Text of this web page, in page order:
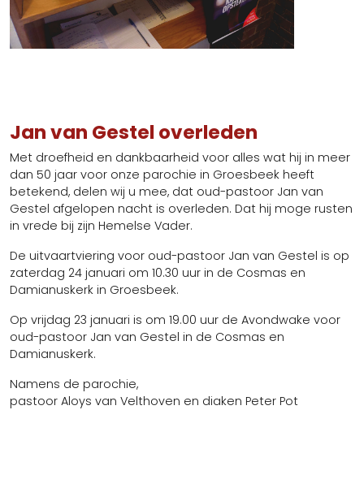
Jan van Gestel overleden
Met droefheid en dankbaarheid voor alles wat hij in meer
dan 50 jaar voor onze parochie in Groesbeek heeft
betekend, delen wij u mee, dat oud-pastoor Jan van
Gestel afgelopen nacht is overleden. Dat hij moge rusten
in vrede bij zijn Hemelse Vader.
De uitvaartviering voor oud-pastoor Jan van Gestel is op
zaterdag 24 januari om 10.30 uur in de Cosmas en
Damianuskerk in Groesbeek.
Op vrijdag 23 januari is om 19.00 uur de Avondwake voor
oud-pastoor Jan van Gestel in de Cosmas en
Damianuskerk.
Namens de parochie,
pastoor Aloys van Velthoven en diaken Peter Pot